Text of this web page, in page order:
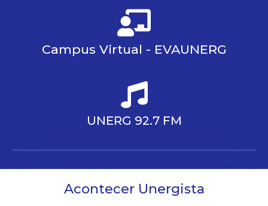
Campus Virtual - EVAUNERG
UNERG 92.7 FM
Acontecer Unergista